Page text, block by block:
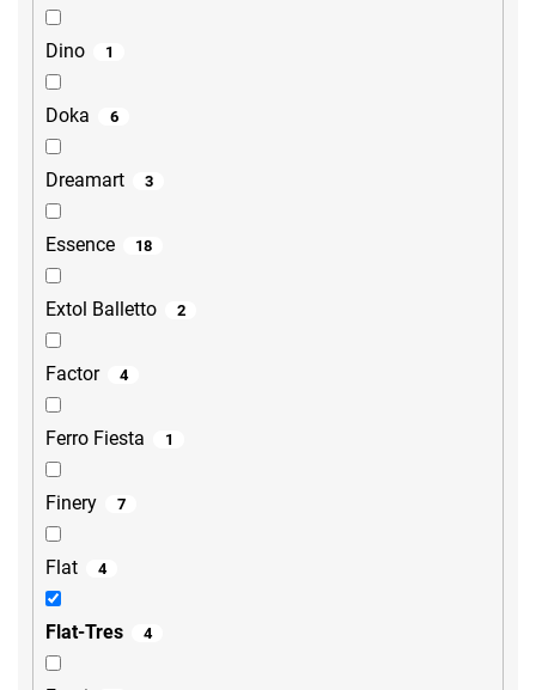
Dino 1
Doka 6
Dreamart 3
Essence 18
Extol Balletto 2
Factor 4
Ferro Fiesta 1
Finery 7
Flat 4
Flat-Tres 4